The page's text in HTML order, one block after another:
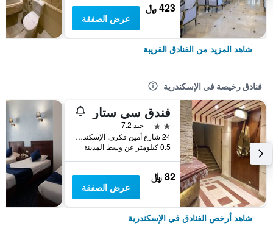
423 ﷼
عرض الصفقة
شاهد المزيد من الفنادق القريبة
فنادق رخيصة في الإسكندرية
فندق سي ستار
2 نجمتين
جيد 7.2
24 شارع أمين فكرى, الإسكندرية, مصر
0.5 كيلومتر عن وسط المدينة
82 ﷼
عرض الصفقة
شاهد أرخص الفنادق في الإسكندرية